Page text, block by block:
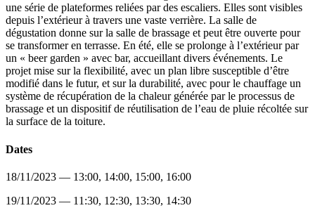
une série de plateformes reliées par des escaliers. Elles sont visibles
depuis l’extérieur à travers une vaste verrière. La salle de
dégustation donne sur la salle de brassage et peut être ouverte pour
se transformer en terrasse. En été, elle se prolonge à l’extérieur par
un « beer garden » avec bar, accueillant divers événements. Le
projet mise sur la flexibilité, avec un plan libre susceptible d’être
modifié dans le futur, et sur la durabilité, avec pour le chauffage un
système de récupération de la chaleur générée par le processus de
brassage et un dispositif de réutilisation de l’eau de pluie récoltée sur
la surface de la toiture.
Dates
18/11/2023 — 13:00, 14:00, 15:00, 16:00
19/11/2023 — 11:30, 12:30, 13:30, 14:30